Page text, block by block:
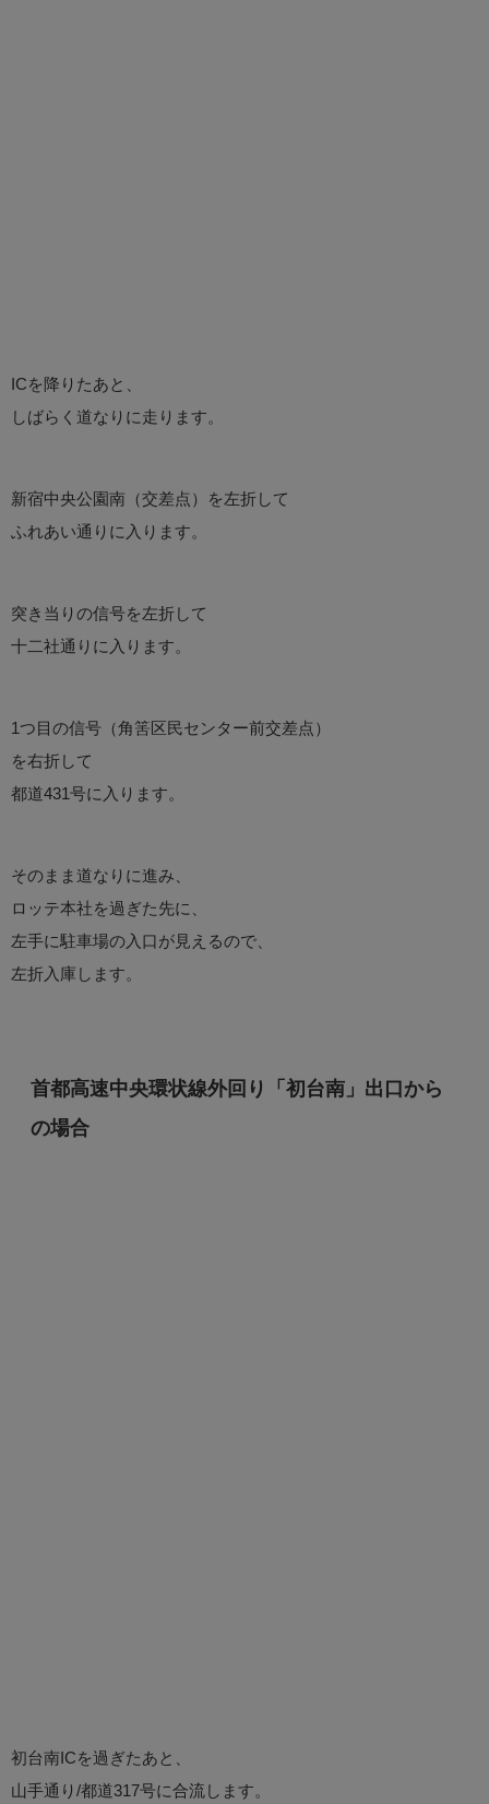
ICを降りたあと、
しばらく道なりに走ります。
新宿中央公園南（交差点）を左折して
ふれあい通りに入ります。
突き当りの信号を左折して
十二社通りに入ります。
1つ目の信号（角筈区民センター前交差点）
を右折して
都道431号に入ります。
そのまま道なりに進み、
ロッテ本社を過ぎた先に、
左手に駐車場の入口が見えるので、
左折入庫します。
首都高速中央環状線外回り「初台南」出口から
の場合
初台南ICを過ぎたあと、
山手通り/都道317号に合流します。